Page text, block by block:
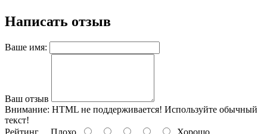
Написать отзыв
Ваше имя:
Ваш отзыв
Внимание: HTML не поддерживается! Используйте обычный
текст!
Рейтинг Плохо
Хорошо